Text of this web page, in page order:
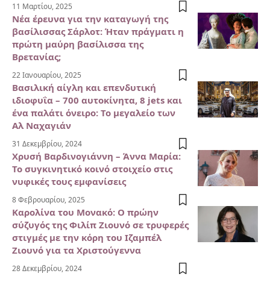
11 Μαρτίου, 2025
Νέα έρευνα για την καταγωγή της
βασίλισσας Σάρλοτ: Ήταν πράγματι η
πρώτη μαύρη βασίλισσα της
Βρετανίας;
22 Ιανουαρίου, 2025
Βασιλική αίγλη και επενδυτική
ιδιοφυΐα – 700 αυτοκίνητα, 8 jets και
ένα παλάτι όνειρο: Το μεγαλείο των
Αλ Ναχαγιάν
31 Δεκεμβρίου, 2024
Χρυσή Βαρδινογιάννη – Άννα Μαρία:
Το συγκινητικό κοινό στοιχείο στις
νυφικές τους εμφανίσεις
8 Φεβρουαρίου, 2025
Καρολίνα του Μονακό: Ο πρώην
σύζυγός της Φιλίπ Ζιουνό σε τρυφερές
στιγμές με την κόρη του Ιζαμπέλ
Ζιουνό για τα Χριστούγεννα
28 Δεκεμβρίου, 2024